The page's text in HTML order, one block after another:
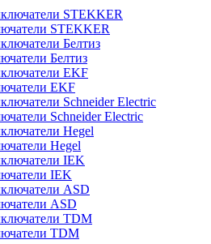
STEKKER
Белтиз
EKF
Schneider Electric
Hegel
IEK
ASD
TDM